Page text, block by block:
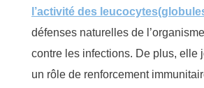
l’activité des leucocytes(
défenses naturelles de
contre les infections. De plus, elle
un rôle de renforcement